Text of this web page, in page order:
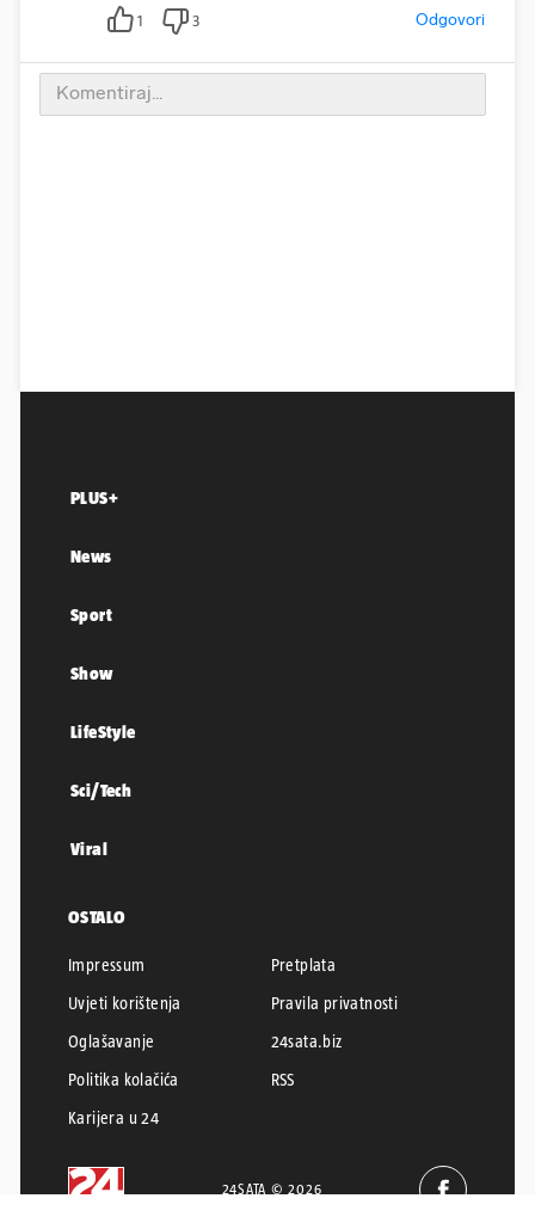
1 3 Odgovori
PLUS+
News
Sport
Show
LifeStyle
Sci/Tech
Viral
OSTALO
Impressum
Pretplata
Uvjeti korištenja
Pravila privatnosti
Oglašavanje
24sata.biz
Politika kolačića
RSS
Karijera u 24
24SATA © 2026